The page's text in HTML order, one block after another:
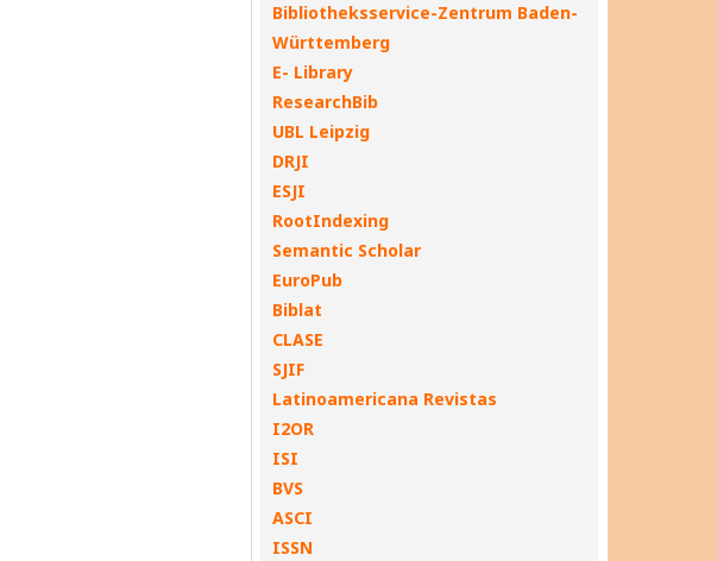
Bibliotheksservice-Zentrum Baden-
Württemberg
E- Library
ResearchBib
UBL Leipzig
DRJI
ESJI
RootIndexing
Semantic Scholar
EuroPub
Biblat
CLASE
SJIF
Latinoamericana Revistas
I2OR
ISI
BVS
ASCI
ISSN